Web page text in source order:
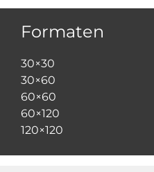
Formaten
30×30
30×60
60×60
60×120
120×120